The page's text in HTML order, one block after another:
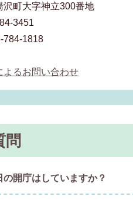
沢町大字神立300番地
3451
784-1818
よるお問い合わせ
問
開庁はしていますか？